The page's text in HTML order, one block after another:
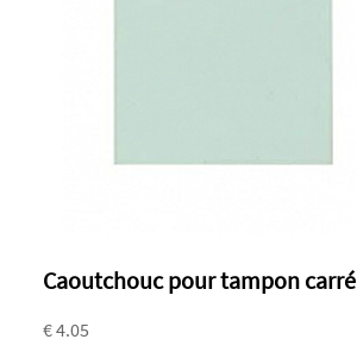
Caoutchouc pour tampon carré
€ 4.05